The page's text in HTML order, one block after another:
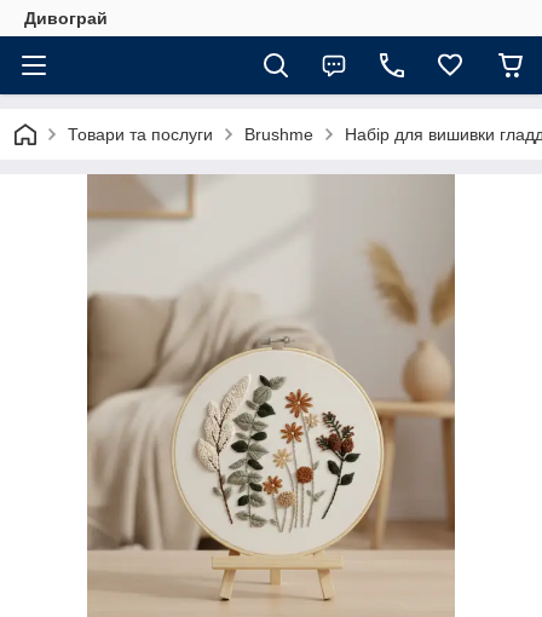
Дивограй
Товари та послуги Brushme Набір для вишивки